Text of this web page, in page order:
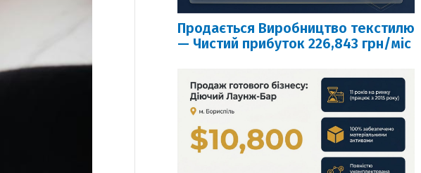
Продається Виробництво текстилю
— Чистий прибуток 226,843 грн/міс